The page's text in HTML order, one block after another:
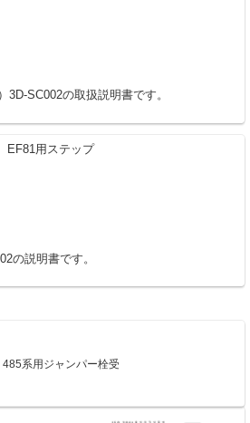
SC002の取扱説明書です。
EF81用ステップ
の説明書です。
485系用ジャンパー栓受